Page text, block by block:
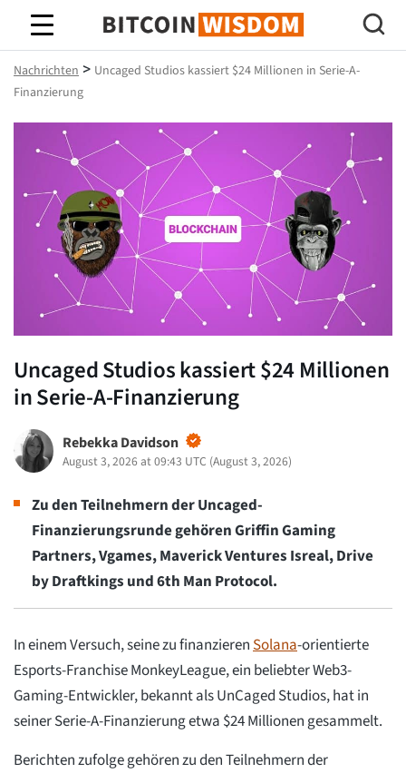
Bitcoin-Weisheit
Nachrichten > Uncaged Studios kassiert $24 Millionen in Serie-A-
Finanzierung
Uncaged Studios kassiert $24 Millionen
in Serie-A-Finanzierung
Rebekka Davidson
August 3, 2026 at 09:43 UTC (August 3, 2026)
Zu den Teilnehmern der Uncaged-
Finanzierungsrunde gehören Griffin Gaming
Partners, Vgames, Maverick Ventures Isreal, Drive
by Draftkings und 6th Man Protocol.
In einem Versuch, seine zu finanzieren Solana-orientierte
Esports-Franchise MonkeyLeague, ein beliebter Web3-
Gaming-Entwickler, bekannt als UnCaged Studios, hat in
seiner Serie-A-Finanzierung etwa $24 Millionen gesammelt.
Berichten zufolge gehören zu den Teilnehmern der